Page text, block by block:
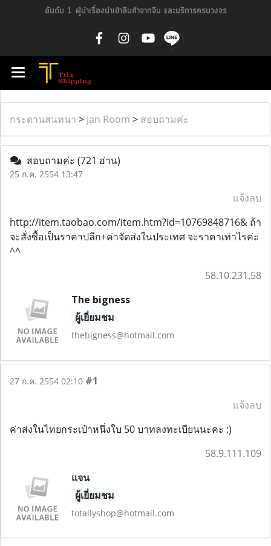
อันดับ 1 ผู้นำเรื่องนำเข้าสินค้าจากจีน และบริการครบวงจร
กระดานสนทนา > Jan Room > สอบถามค่ะ
สอบถามค่ะ (721 อ่าน)
25 ก.ค. 2554 13:47
แจ้งลบ
http://item.taobao.com/item.htm?id=10769848716& ถ้า
จะสั่งซื้อเป็นราคาปลีก+ค่าจัดส่งในประเทศ จะราคาเท่าไรค่ะ
^^
58.10.231.58
The bigness
ผู้เยี่ยมชม
thebigness@hotmail.com
27 ก.ค. 2554 02:10 #1
แจ้งลบ
ค่าส่งในไทยกระเป๋าหนึ่งใบ 50 บาทลงทะเบียนนะคะ :)
58.9.111.109
แจน
ผู้เยี่ยมชม
totallyshop@hotmail.com